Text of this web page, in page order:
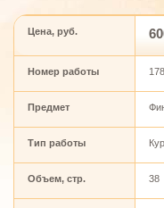
Цена, руб.
Номер работы
Предмет
Тип работы
Объем, стр. 38